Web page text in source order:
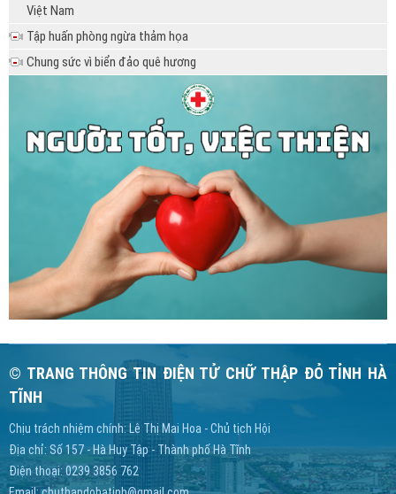
Việt Nam
Tập huấn phòng ngừa thảm họa
Chung sức vì biển đảo quê hương
© TRANG THÔNG TIN ĐIỆN TỬ CHỮ THẬP ĐỎ TỈNH HÀ
TĨNH
Chịu trách nhiệm chính: Lê Thị Mai Hoa - Chủ tịch Hội
Địa chỉ: Số 157 - Hà Huy Tập - Thành phố Hà Tĩnh
Điện thoại: 0239 3856 762